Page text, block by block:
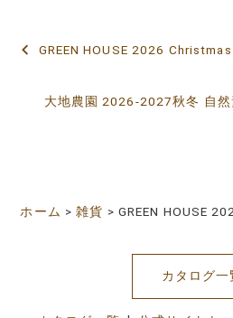
投
ー
GREEN HOUSE 2026 Christmas
大地農園 2026-2027秋冬 自
ホーム >雑貨 > GREEN HOUSE
カタログ一